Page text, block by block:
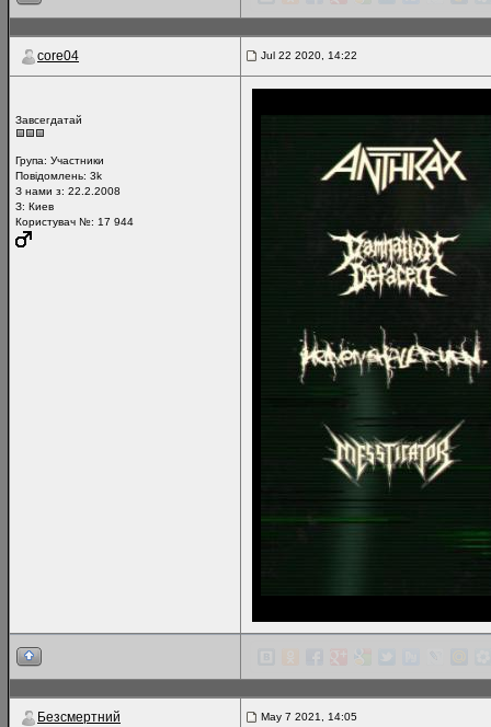
core04 Jul 22 2020, 14:22
Завсегдатай
Група: Участники
Повідомлень: 3k
З нами з: 22.2.2008
З: Киев
Користувач №: 17 944
Безсмертний May 7 2021, 14:05